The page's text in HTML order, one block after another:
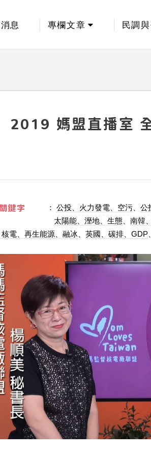
息 專欄文章 民調
2019 媽盟直播室
鍵字 ： 公投、火力發電、空污、 公
太陽能、溼地、生態、 南韓
電、再生能源、融冰
英國、碳排、GDP、